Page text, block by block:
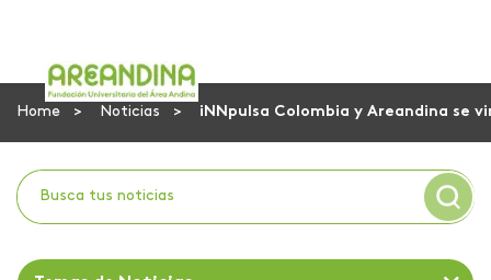
Home Noticias iNNpulsa Colombia y Areandina se